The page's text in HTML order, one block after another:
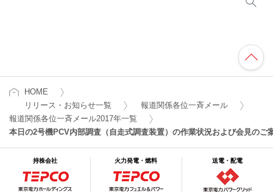
HOME
リリース・お知らせ一覧
報道関係各位一斉メール
報道関係各位一斉メール2017年一覧
本日の2号機PCV内部調査（自走式調査装置）の作業状況および会見のご
持株会社 火力発電・燃料 送電・配電